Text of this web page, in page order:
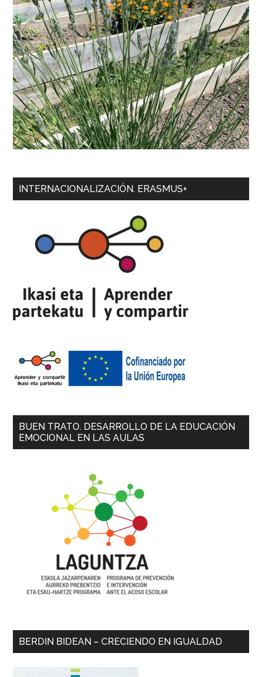
INTERNACIONALIZACIÓN. ERASMUS+
BUEN TRATO. DESARROLLO DE LA EDUCACIÓN
EMOCIONAL EN LAS AULAS
BERDIN BIDEAN – CRECIENDO EN IGUALDAD